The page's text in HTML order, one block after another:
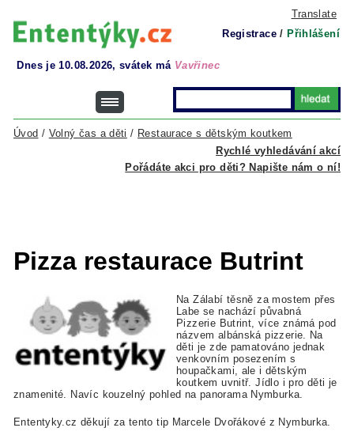
Translate
Registrace / Přihlášení
Dnes je 10.08.2026, svátek má Vavřinec
Rychlé vyhledávání akcí
Úvod / Volný čas a děti / Restaurace s dětským koutkem
Pořádáte akci pro děti? Napište nám o ní!
Pizza restaurace Butrint
Na Zálabí těsně za mostem přes
Labe se nachází půvabná
Pizzerie Butrint, více známá pod
názvem albánská pizzerie. Na
děti je zde pamatováno jednak
venkovním posezením s
houpačkami, ale i dětským
koutkem uvnitř. Jídlo i pro děti je
znamenité. Navíc kouzelný pohled na panorama Nymburka.
Ententyky.cz děkují za tento tip Marcele Dvořákové z Nymburka.